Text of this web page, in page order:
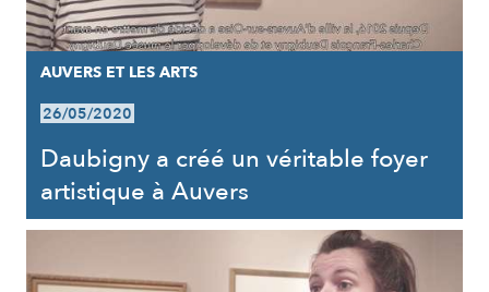
AUVERS ET LES ARTS
26/05/2020
Daubigny a créé un véritable foyer
artistique à Auvers